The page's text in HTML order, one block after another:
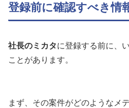
登録前に確認すべき情
社長のミカタに登録する前に、
ことがあります。
まず、その案件がどのようなメ